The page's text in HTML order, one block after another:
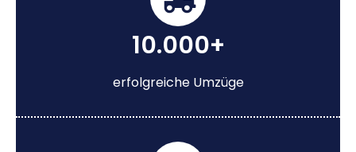
10.000+
erfolgreiche Umzüge